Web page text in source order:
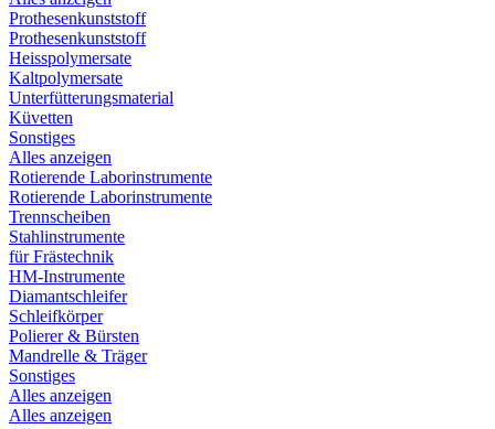
Prothesenkunststoff
Prothesenkunststoff
Heisspolymersate
Kaltpolymersate
Unterfütterungsmaterial
Küvetten
Sonstiges
Alles anzeigen
Rotierende Laborinstrumente
Rotierende Laborinstrumente
Trennscheiben
Stahlinstrumente
für Frästechnik
HM-Instrumente
Diamantschleifer
Schleifkörper
Polierer & Bürsten
Mandrelle & Träger
Sonstiges
Alles anzeigen
Alles anzeigen